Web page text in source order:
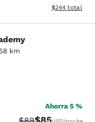
Ver detalles
$244 total
km
Feria. 1312 reseñas
Ahorra 5 %
Precio tachado:
Precio con